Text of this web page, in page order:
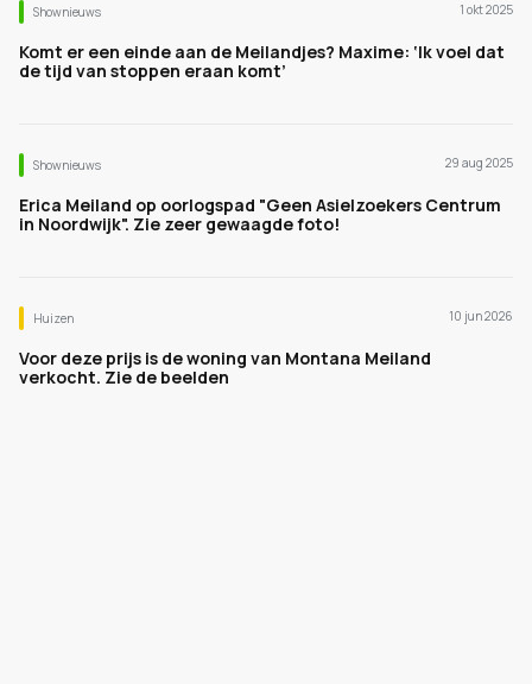
Shownieuws 1 okt 2025
Komt er een einde aan de Meilandjes? Maxime: ‘Ik voel dat
de tijd van stoppen eraan komt’
Shownieuws 29 aug 2025
Erica Meiland op oorlogspad "Geen Asielzoekers Centrum
in Noordwijk". Zie zeer gewaagde foto!
Huizen 10 jun 2026
Voor deze prijs is de woning van Montana Meiland
verkocht. Zie de beelden